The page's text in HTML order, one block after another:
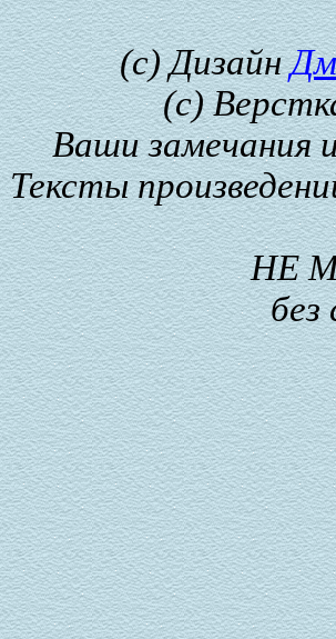
(с) Дизайн
(с)
Ваши замечания
Тексты
НЕ
без